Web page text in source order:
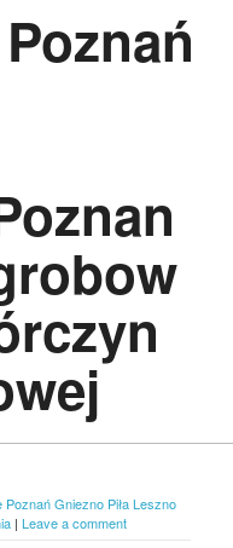
Poznań Gniezno Piła Leszno
| Leave a comment